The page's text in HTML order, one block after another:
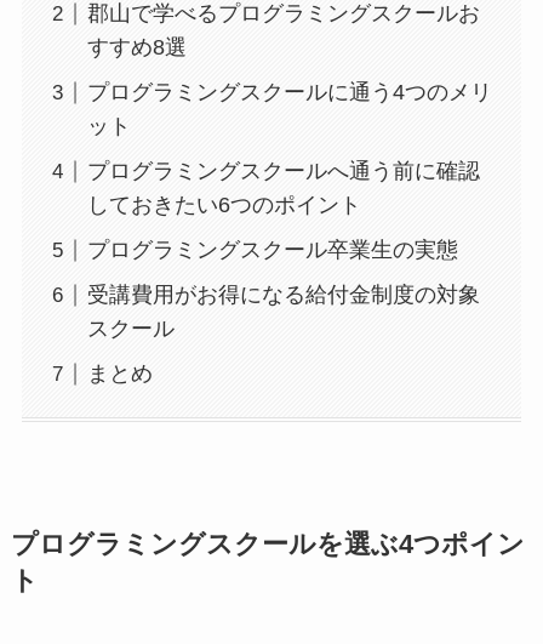
郡山で学べるプログラミングスクールお
すすめ8選
プログラミングスクールに通う4つのメリ
ット
プログラミングスクールへ通う前に確認
しておきたい6つのポイント
プログラミングスクール卒業生の実態
受講費用がお得になる給付金制度の対象
スクール
まとめ
プログラミングスクールを選ぶ4つポイン
ト